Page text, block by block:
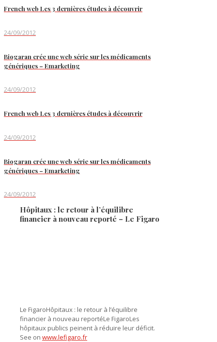
French web Les 3 dernières études à découvrir
24/09/2012
Biogaran crée une web série sur les médicaments
génériques – Emarketing
24/09/2012
French web Les 3 dernières études à découvrir
24/09/2012
Biogaran crée une web série sur les médicaments
génériques – Emarketing
24/09/2012
Hôpitaux : le retour à l’équilibre
financier à nouveau reporté – Le Figaro
Le FigaroHôpitaux : le retour à l’équilibre
financier à nouveau reportéLe FigaroLes
hôpitaux publics peinent à réduire leur déficit.
See on www.lefigaro.fr